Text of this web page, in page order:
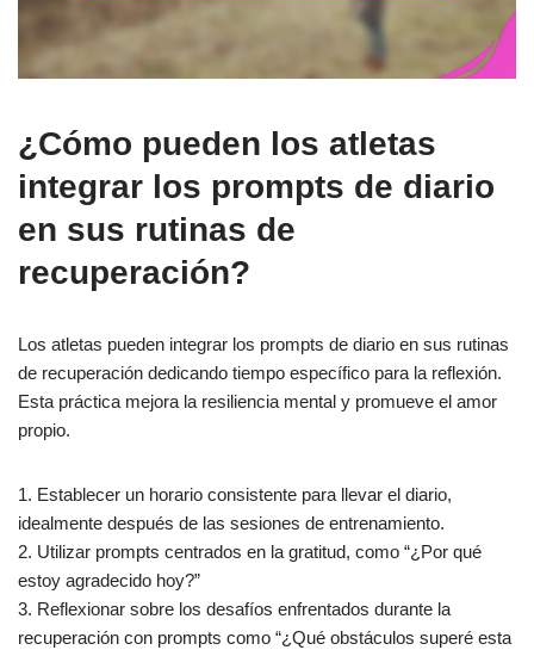
¿Cómo pueden los atletas
integrar los prompts de diario
en sus rutinas de
recuperación?
Los atletas pueden integrar los prompts de diario en sus rutinas
de recuperación dedicando tiempo específico para la reflexión.
Esta práctica mejora la resiliencia mental y promueve el amor
propio.
1. Establecer un horario consistente para llevar el diario,
idealmente después de las sesiones de entrenamiento.
2. Utilizar prompts centrados en la gratitud, como “¿Por qué
estoy agradecido hoy?”
3. Reflexionar sobre los desafíos enfrentados durante la
recuperación con prompts como “¿Qué obstáculos superé esta